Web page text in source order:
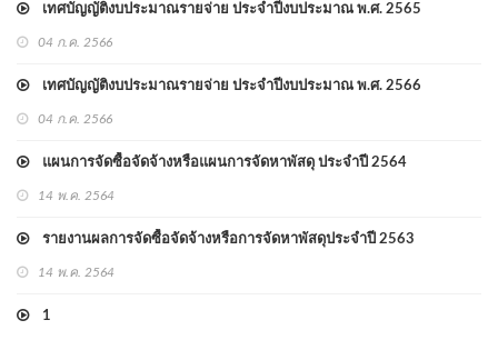
เทศบัญญัติงบประมาณรายจ่าย ประจำปีงบประมาณ พ.ศ. 2565
04 ก.ค. 2566
เทศบัญญัติงบประมาณรายจ่าย ประจำปีงบประมาณ พ.ศ. 2566
04 ก.ค. 2566
แผนการจัดซื้อจัดจ้างหรือแผนการจัดหาพัสดุ ประจำปี 2564
14 พ.ค. 2564
รายงานผลการจัดซื้อจัดจ้างหรือการจัดหาพัสดุประจำปี 2563
14 พ.ค. 2564
1